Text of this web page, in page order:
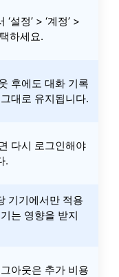
설정’ > ‘계정’ >
하세요.
후에도 대화 기록
대로 유지됩니다.
다시 로그인해야
.
기기에서만 적용
는 영향을 받지
아웃은 추가 비용